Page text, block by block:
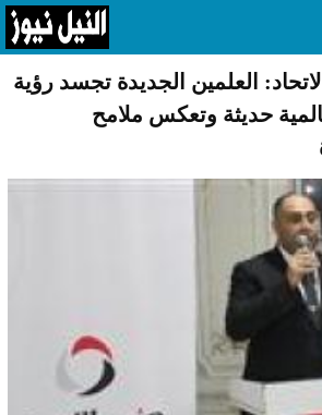
العلمين الجديدة تجسد رؤية
حديثة وتعكس ملامح